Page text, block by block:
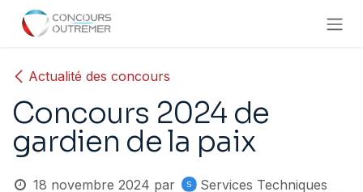
Se rendre au contenu
Actualité des concours
Concours 2024 de
gardien de la paix
18 novembre 2024 par Services Techniques